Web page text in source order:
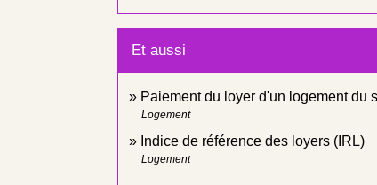
Et aussi
Paiement du loyer d'un logement du
Logement
Indice de référence des loyers (IRL)
Logement